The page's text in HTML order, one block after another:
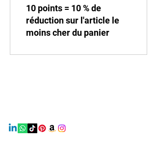
10 points = 10 % de
réduction sur l'article le
moins cher du panier